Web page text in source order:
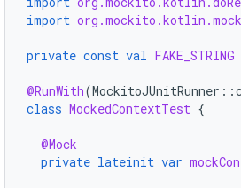
import org.mockito.kotlin.mock
private const val FAKE_STRING
@RunWith(MockitoJUnitRunner ::
class MockedContextTest {
@Mock
private lateinit var